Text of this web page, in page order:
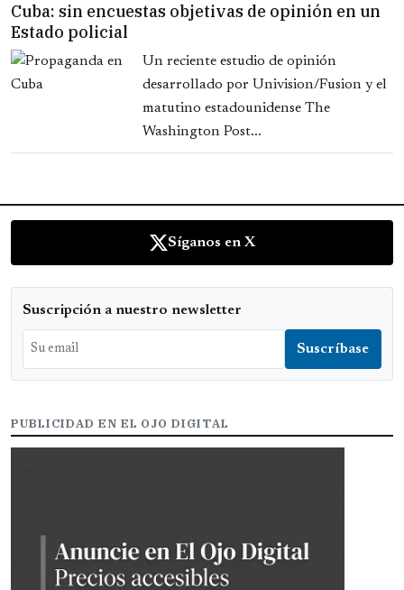
Cuba: sin encuestas objetivas de opinión en un
Estado policial
Un reciente estudio de opinión
desarrollado por Univision/Fusion y el
matutino estadounidense The
Washington Post...
Síganos en X
Suscripción a nuestro newsletter
PUBLICIDAD EN EL OJO DIGITAL